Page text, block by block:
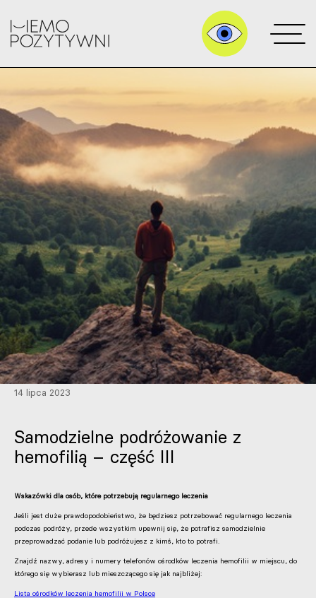
14 lipca 2023
Samodzielne podróżowanie z
hemofilią – część III
Wskazówki dla osób, które potrzebują regularnego leczenia
Jeśli jest duże prawdopodobieństwo, że będziesz potrzebować regularnego leczenia
podczas podróży, przede wszystkim upewnij się, że potrafisz samodzielnie
przeprowadzać podanie lub podróżujesz z kimś, kto to potrafi.
Znajdź nazwy, adresy i numery telefonów ośrodków leczenia hemofilii w miejscu, do
którego się wybierasz lub mieszczącego się jak najbliżej:
Lista ośrodków leczenia hemofilii w Polsce